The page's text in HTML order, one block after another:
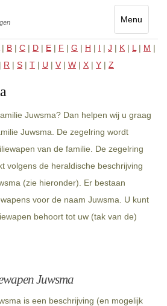
Menu
Toggle
| B | C | D | E | F | G | H | I | J | K | L | M |
| R | S | T | U | V | W | X | Y | Z
Juwsma? Dan helpen wij u graag
Juwsma. De zegelring wordt
van de familie. De zegelring
volgens de heraldische beschrijving
(zie hieronder). Er bestaan
voor de naam Juwsma. U kunt
behoort tot uw (tak van de)
Juwsma
is een beschrijving (en mogelijk